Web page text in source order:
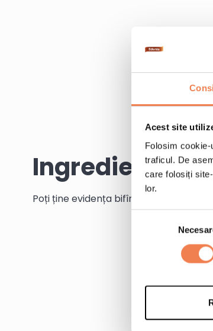
Acest site
Folosim
traficul. De
care folosiți
lor.
consimțământului
Ingrediente
Poți ține evidența bifînd ingredientele